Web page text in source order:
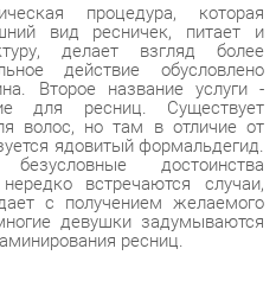
процедура, которая
вид ресничек, питает и
делает взгляд более
действие обусловлено
Второе название услуги -
для ресниц. Существует
волос, но там в отличие от
ядовитый формальдегид.
достоинства
встречаются случаи,
с получением желаемого
девушки задумываются
ресниц.